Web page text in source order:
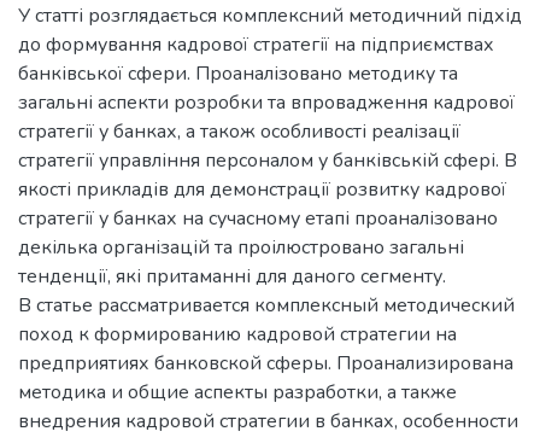
У статті розглядається комплексний методичний підхід
до формування кадрової стратегії на підприємствах
банківської сфери. Проаналізовано методику та
загальні аспекти розробки та впровадження кадрової
стратегії у банках, а також особливості реалізації
стратегії управління персоналом у банківській сфері. В
якості прикладів для демонстрації розвитку кадрової
стратегії у банках на сучасному етапі проаналізовано
декілька організацій та проілюстровано загальні
тенденції, які притаманні для даного сегменту.
В статье рассматривается комплексный методический
поход к формированию кадровой стратегии на
предприятиях банковской сферы. Проанализирована
методика и общие аспекты разработки, а также
внедрения кадровой стратегии в банках, особенности